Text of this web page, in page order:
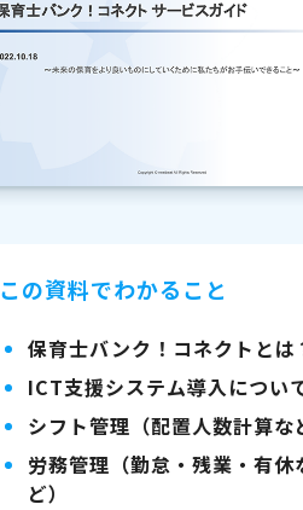
この資料でわかること
保育士バンク！コネクトとは
ICT支援システム導入につい
シフト管理（配置人数計算な
労務管理（勤怠・残業・有休
ど）